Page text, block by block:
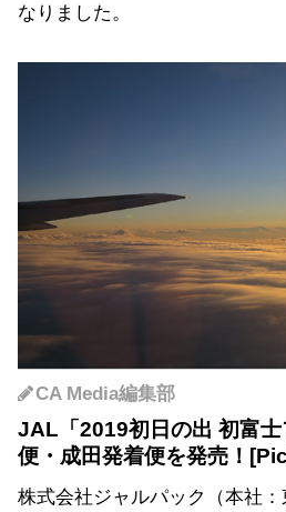
なりました。
CA Media編集部
JAL「2019初日の出 初富
便・成田発着便を発売！
株式会社ジャルパック（本社